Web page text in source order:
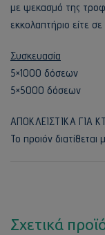
με ψεκασμό της
εκκολαπτήριο είτε
Συσκευασία
5×1000 δόσεων
5×5000 δόσεων
ΑΠΟΚΛΕΙΣΤΙΚΑ ΓΙΑ
Το προιόν
Σχετικά